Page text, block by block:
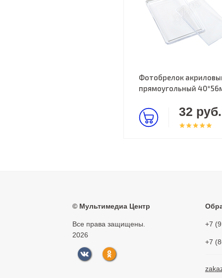
Фотобрелок
прямоугольный
32 руб.
©Мультимедиа Центр
Все права защищены.
2026
+7
+7